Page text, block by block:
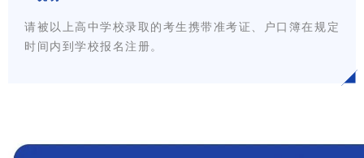
请被以上高中学校录取的考生携带准考证、户口簿在规定
时间内到学校报名注册。